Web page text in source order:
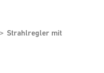
Strahlregler mit